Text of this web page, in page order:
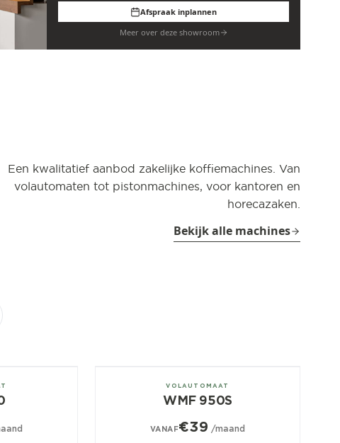
Afspraak inplannen
Meer over deze showroom
Een kwalitatief aanbod zakelijke koffiemachines. Van
volautomaten tot pistonmachines, voor kantoren en
horecazaken.
Bekijk alle machines
VOLAUTOMAAT
WMF 950S
VANAF€39 /maand